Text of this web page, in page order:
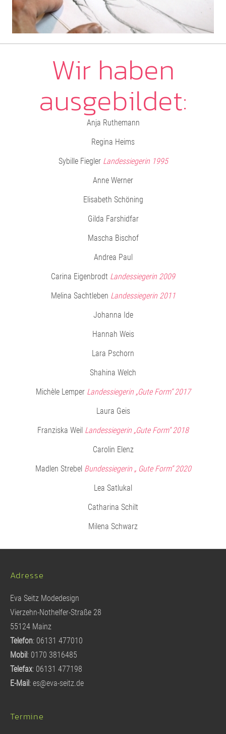
Wir haben
ausgebildet:
Anja Ruthemann
Regina Heims
Sybille Fiegler Landessiegerin 1995
Anne Werner
Elisabeth Schöning
Gilda Farshidfar
Mascha Bischof
Andrea Paul
Carina Eigenbrodt Landessiegerin 2009
Melina Sachtleben Landessiegerin 2011
Johanna Ide
Hannah Weis
Lara Pschorn
Shahina Welch
Michèle Lemper Landessiegerin „Gute Form“ 2017
Laura Geis
Franziska Weil Landessiegerin „Gute Form“ 2018
Carolin Elenz
Madlen Strebel Bundessiegerin „ Gute Form“ 2020
Lea Satlukal
Catharina Schilt
Milena Schwarz
Adresse
Eva Seitz Modedesign
Vierzehn-Nothelfer-Straße 28
55124 Mainz
Telefon: 06131 477010
Mobil: 0170 3816485
Telefax: 06131 477198
E-Mail: es@eva-seitz.de
Termine